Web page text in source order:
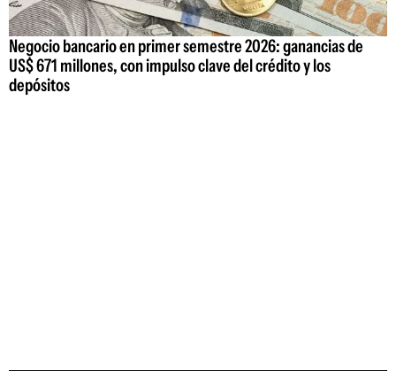
Negocio bancario en primer semestre 2026: ganancias de
US$ 671 millones, con impulso clave del crédito y los
depósitos